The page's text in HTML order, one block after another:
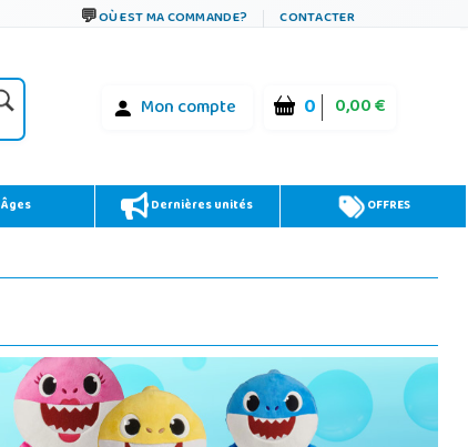
OÙ EST MA COMMANDE? CONTACTER
Mon compte 0 0,00 €
Âges Dernières unités OFFRES